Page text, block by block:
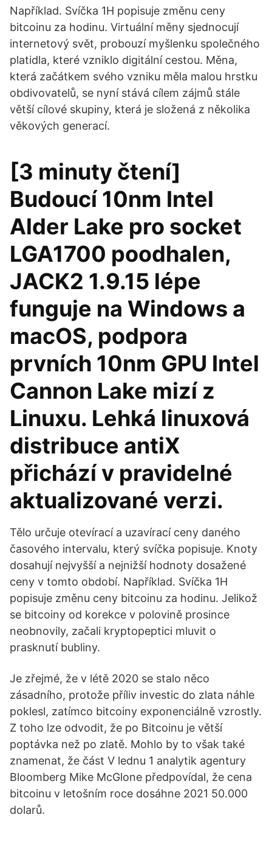
Například. Svíčka 1H popisuje změnu ceny
bitcoinu za hodinu. Virtuální měny sjednocují
internetový svět, probouzí myšlenku společného
platidla, které vzniklo digitální cestou. Měna,
která začátkem svého vzniku měla malou hrstku
obdivovatelů, se nyní stává cílem zájmů stále
větší cílové skupiny, která je složená z několika
věkových generací.
[3 minuty čtení]
Budoucí 10nm Intel
Alder Lake pro socket
LGA1700 poodhalen,
JACK2 1.9.15 lépe
funguje na Windows a
macOS, podpora
prvních 10nm GPU Intel
Cannon Lake mizí z
Linuxu. Lehká linuxová
distribuce antiX
přichází v pravidelné
aktualizované verzi.
Tělo určuje otevírací a uzavírací ceny daného
časového intervalu, který svíčka popisuje. Knoty
dosahují nejvyšší a nejnižší hodnoty dosažené
ceny v tomto období. Například. Svíčka 1H
popisuje změnu ceny bitcoinu za hodinu. Jelikož
se bitcoiny od korekce v polovině prosince
neobnovily, začali kryptopeptici mluvit o
prasknutí bubliny.
Je zřejmé, že v létě 2020 se stalo něco
zásadního, protože příliv investic do zlata náhle
poklesl, zatímco bitcoiny exponenciálně vzrostly.
Z toho lze odvodit, že po Bitcoinu je větší
poptávka než po zlatě. Mohlo by to však také
znamenat, že část V lednu 1 analytik agentury
Bloomberg Mike McGlone předpovídal, že cena
bitcoinu v letošním roce dosáhne 2021 50.000
dolarů.